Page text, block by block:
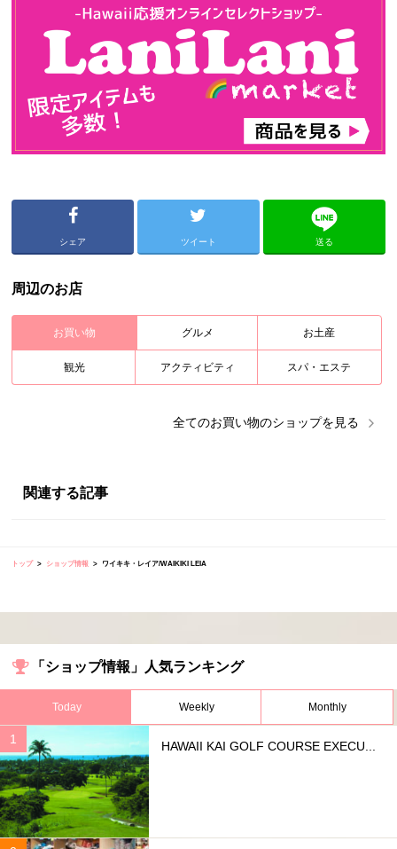
シェア ツイート 送る
周辺のお店
お買い物 グルメ お土産
観光 アクティビティ スパ・エステ
全てのお買い物のショップを見る
関連する記事
トップ ショップ情報 ワイキキ・レイア/WAIKIKI LEIA
「ショップ情報」人気ランキング
Today Weekly Monthly
HAWAII KAI GOLF COURSE EXECU...